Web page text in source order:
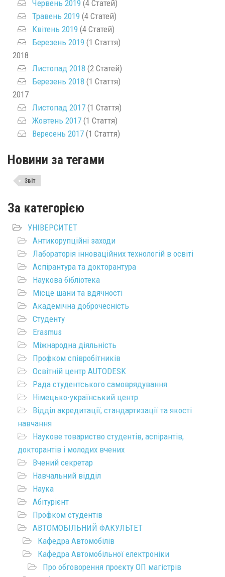
Червень 2019 (4 Статей)
Травень 2019 (4 Статей)
Квітень 2019 (4 Статей)
Березень 2019 (1 Стаття)
2018
Листопад 2018 (2 Статей)
Березень 2018 (1 Стаття)
2017
Листопад 2017 (1 Стаття)
Жовтень 2017 (1 Стаття)
Вересень 2017 (1 Стаття)
Новини за тегами
Звіт
За категорією
УНІВЕРСИТЕТ
Антикорупційні заходи
Лабораторія інноваційних технологій в освіті
Аспірантура та докторантура
Наукова бібліотека
Місце шани та вдячності
Академічна доброчесність
Студенту
Erasmus
Міжнародна діяльність
Профком співробітників
Освітній центр AUTODESK
Рада студентського самоврядування
Німецько-український центр
Відділ акредитації, стандартизації та якості
навчання
Наукове товариство студентів, аспірантів,
докторантів і молодих вчених
Вчений секретар
Навчальний відділ
Наука
Абітурієнт
Профком студентів
АВТОМОБІЛЬНИЙ ФАКУЛЬТЕТ
Кафедра Автомобілів
Кафедра Автомобільної електроніки
Про обговорення проєкту ОП магістрів